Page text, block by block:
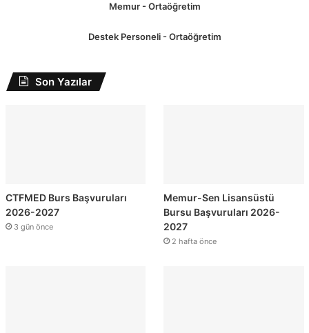
Memur - Ortaöğretim
Destek Personeli - Ortaöğretim
Son Yazılar
CTFMED Burs Başvuruları
2026-2027
3 gün önce
Memur-Sen Lisansüstü
Bursu Başvuruları 2026-
2027
2 hafta önce